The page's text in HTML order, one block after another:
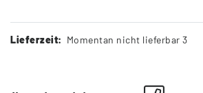
Lieferzeit: Momentan nicht lieferbar 3